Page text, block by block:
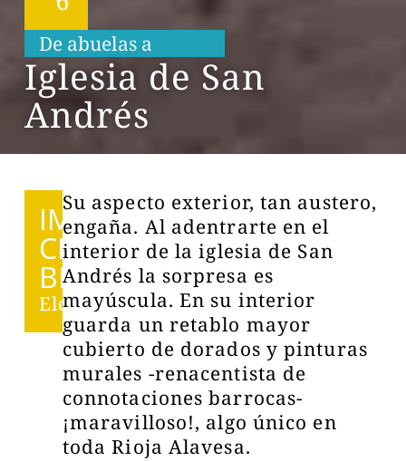
De abuelas a
Iglesia de San
Andrés
IMPRES
CINDI
BLES
Elciego
Su aspecto exterior, tan austero,
engaña. Al adentrarte en el
interior de la iglesia de San
Andrés la sorpresa es
mayúscula. En su interior
guarda un retablo mayor
cubierto de dorados y pinturas
murales -renacentista de
connotaciones barrocas-
¡maravilloso!, algo único en
toda Rioja Alavesa.